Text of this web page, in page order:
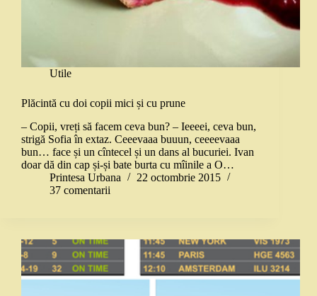
Utile
Plăcintă cu doi copii mici și cu prune
– Copii, vreți să facem ceva bun? – Ieeeei, ceva bun,
strigă Sofia în extaz. Ceeevaaa buuun, ceeeevaaa
bun… face și un cîntecel și un dans al bucuriei. Ivan
doar dă din cap și-și bate burta cu mîinile a O…
Printesa Urbana
22 octombrie 2015
37 comentarii